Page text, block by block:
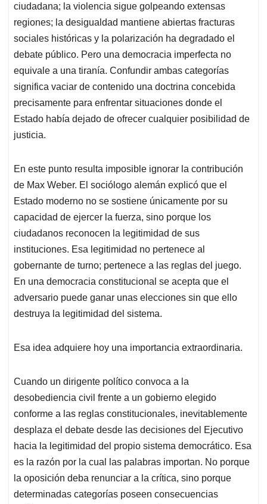
ciudadana; la violencia sigue golpeando extensas
regiones; la desigualdad mantiene abiertas fracturas
sociales históricas y la polarización ha degradado el
debate público. Pero una democracia imperfecta no
equivale a una tiranía. Confundir ambas categorías
significa vaciar de contenido una doctrina concebida
precisamente para enfrentar situaciones donde el
Estado había dejado de ofrecer cualquier posibilidad de
justicia.
En este punto resulta imposible ignorar la contribución
de Max Weber. El sociólogo alemán explicó que el
Estado moderno no se sostiene únicamente por su
capacidad de ejercer la fuerza, sino porque los
ciudadanos reconocen la legitimidad de sus
instituciones. Esa legitimidad no pertenece al
gobernante de turno; pertenece a las reglas del juego.
En una democracia constitucional se acepta que el
adversario puede ganar unas elecciones sin que ello
destruya la legitimidad del sistema.
Esa idea adquiere hoy una importancia extraordinaria.
Cuando un dirigente político convoca a la
desobediencia civil frente a un gobierno elegido
conforme a las reglas constitucionales, inevitablemente
desplaza el debate desde las decisiones del Ejecutivo
hacia la legitimidad del propio sistema democrático. Esa
es la razón por la cual las palabras importan. No porque
la oposición deba renunciar a la crítica, sino porque
determinadas categorías poseen consecuencias